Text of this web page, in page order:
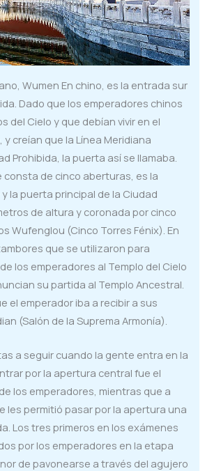
Wumen En chino, es la entrada sur
Dado que los emperadores chinos
del Cielo y que debían vivir en el
creían que la Línea Meridiana
Prohibida, la puerta así se llamaba.
consta de cinco aberturas, es la
la puerta principal de la Ciudad
de altura y coronada por cinco
Wufenglou (Cinco Torres Fénix). En
que se utilizaron para
los emperadores al Templo del Cielo
su partida al Templo Ancestral.
el emperador iba a recibir a sus
(Salón de la Suprema Armonía).
a seguir cuando la gente entra en la
por la apertura central fue el
los emperadores, mientras que a
les permitió pasar por la apertura una
Los tres primeros en los exámenes
por los emperadores en la etapa
de pavonearse a través del agujero